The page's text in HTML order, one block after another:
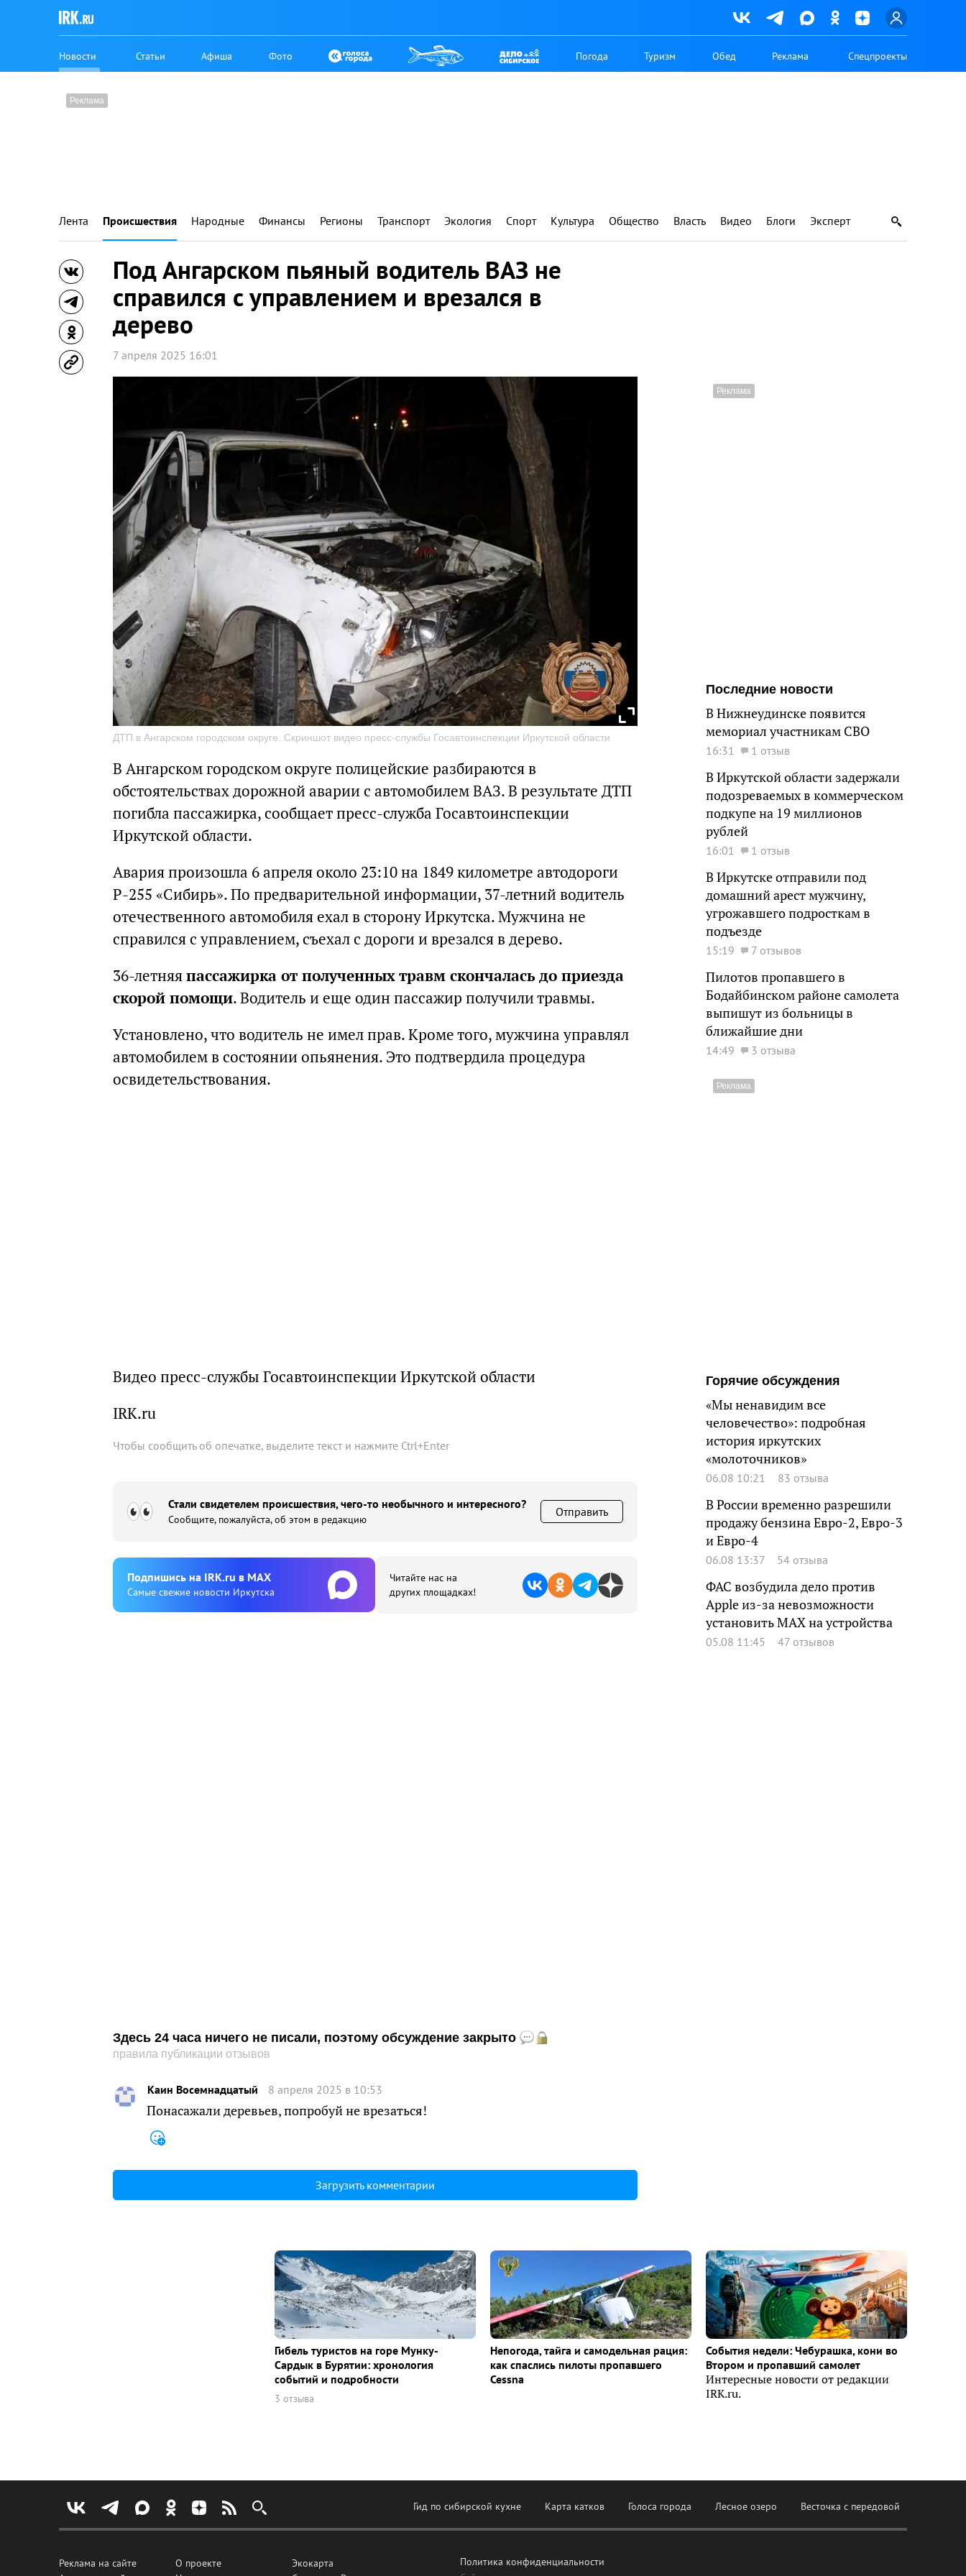
Новости Статьи Афиша Фото Погода Туризм Обед Реклама Спецпроекты
Лента Происшествия Народные Финансы Регионы Транспорт Экология Спорт Культура Общество Власть Видео Блоги Эксперт
Под Ангарском пьяный водитель ВАЗ не
справился с управлением и врезался в
дерево
7 апреля 2025 16:01
ДТП в Ангарском городском округе. Скриншот видео пресс-службы Госавтоинспекции Иркутской области
В Ангарском городском округе полицейские разбираются в
обстоятельствах дорожной аварии с автомобилем ВАЗ. В результате ДТП
погибла пассажирка, сообщает пресс-служба Госавтоинспекции
Иркутской области.
Авария произошла 6 апреля около 23:10 на 1849 километре автодороги
Р-255 «Сибирь». По предварительной информации, 37-летний водитель
отечественного автомобиля ехал в сторону Иркутска. Мужчина не
справился с управлением, съехал с дороги и врезался в дерево.
36-летняяпассажирка от полученных травм скончалась до приезда
скорой помощи. Водитель и еще один пассажир получили травмы.
Установлено, что водитель не имел прав. Кроме того, мужчина управлял
автомобилем в состоянии опьянения. Это подтвердила процедура
освидетельствования.
Видео пресс-службы Госавтоинспекции Иркутской области
IRK.ru
Чтобы сообщить об опечатке, выделите текст и нажмите Ctrl+Enter
Стали свидетелем происшествия, чего-то необычного и интересного?
Сообщите, пожалуйста, об этом в редакцию
Отправить
Подпишиcь на IRK.ru в MAX
Cамые свежие новости Иркутска
Читайте нас на
других площадках!
Здесь 24 часа ничего не писали, поэтому обсуждение закрыто
правила публикации отзывов
Каин Восемнадцатый 8 апреля 2025 в 10:53
Понасажали деревьев, попробуй не врезаться!
Загрузить комментарии
Последние новости
В Нижнеудинске появится
мемориал участникам СВО
16:31 1 отзыв
В Иркутской области задержали
подозреваемых в коммерческом
подкупе на 19 миллионов
рублей
16:01 1 отзыв
В Иркутске отправили под
домашний арест мужчину,
угрожавшего подросткам в
подъезде
15:19 7 отзывов
Пилотов пропавшего в
Бодайбинском районе самолета
выпишут из больницы в
ближайшие дни
14:49 3 отзыва
Горячие обсуждения
«Мы ненавидим все
человечество»: подробная
история иркутских
«молоточников»
06.08 10:21 83 отзыва
В России временно разрешили
продажу бензина Евро-2, Евро-3
и Евро-4
06.08 13:37 54 отзыва
ФАС возбудила дело против
Apple из-за невозможности
установить MAX на устройства
05.08 11:45 47 отзывов
Гибель туристов на горе Мунку-
Сардык в Бурятии: хронология
событий и подробности
3 отзыва
Непогода, тайга и самодельная рация:
как спаслись пилоты пропавшего
Cessna
События недели: Чебурашка, кони во
Втором и пропавший самолет
Интересные новости от редакции
IRK.ru.
Гид по сибирской кухне Карта катков Голоса города Лесное озеро Весточка с передовой
Реклама на сайте
О проекте
Экокарта
Политика конфиденциальности